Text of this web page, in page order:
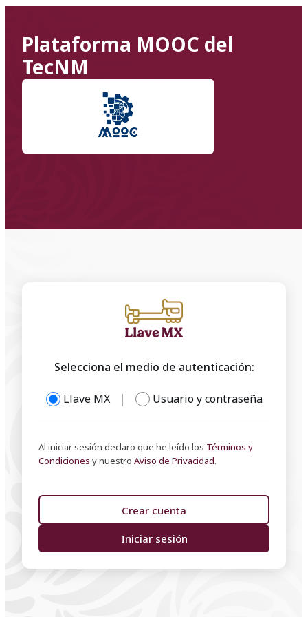
Plataforma MOOC del
TecNM
Selecciona el medio de autenticación:
Llave MX Usuario y contraseña
Al iniciar sesión declaro que he leído los Términos y
Condiciones y nuestro Aviso de Privacidad.
Crear cuenta
Iniciar sesión